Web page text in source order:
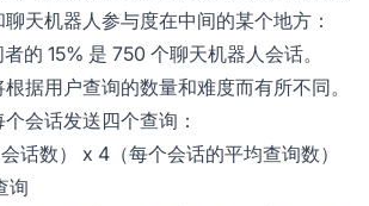
天机器人参与度在中间的某个地方：
的 15% 是 750 个聊天机器人会话。
据用户查询的数量和难度而有所不同。
会话发送四个查询：
话数） x 4（每个会话的平均查询数）
询